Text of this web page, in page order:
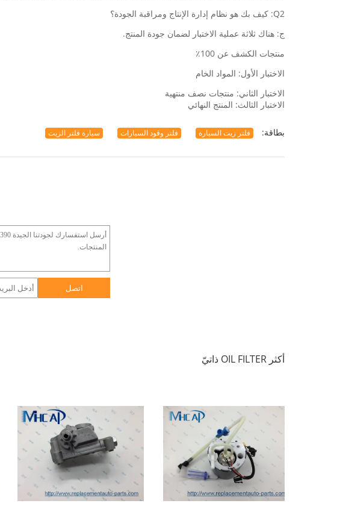
Q2: كيف بك هو نظام إدارة الإنتاج ومراقبة الجودة؟
ج: هناك ثلاثة عملية الاختبار لضمان جودة المنتج.
منتجات الكشف عن 100٪
الاختبار الأول: المواد الخام
الاختبار الثاني: منتجات نصف منتهية
الاختبار الثالث: المنتج النهائي
بطاقة: فلتر زيت السيارة فلتر وقود السيارات سيارة فلتر الزيت
اتصل
أكثر OIL FILTER ذاتيّ